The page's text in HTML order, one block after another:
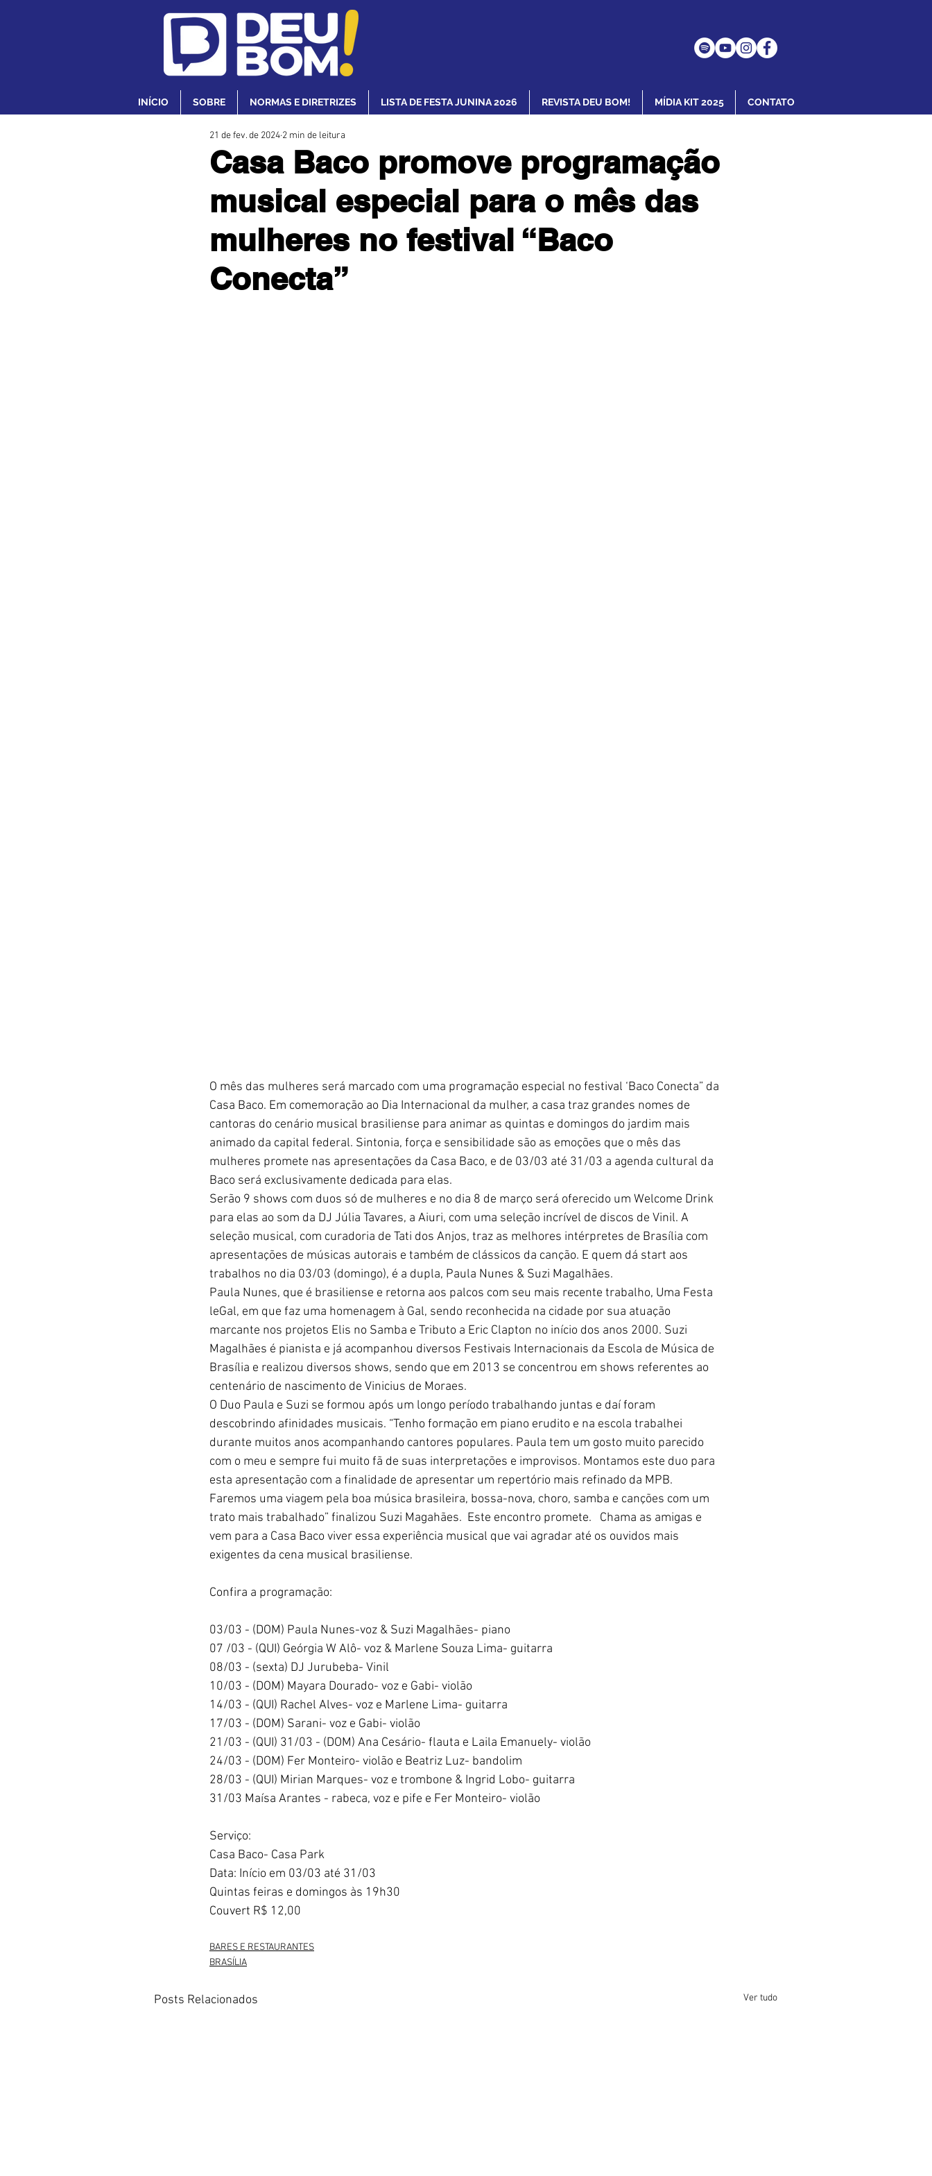
INÍCIO SOBRE NORMAS E DIRETRIZES LISTA DE FESTA JUNINA 2026 REVISTA DEU BOM! MÍDIA KIT 2025 CONTATO
Casa Baco promove programação
musical especial para o mês das
mulheres no festival “Baco
Conecta”
21 de fev. de 2024 2 min de leitura
O mês das mulheres será marcado com uma programação especial no festival ‘Baco Conecta” da
Casa Baco. Em comemoração ao Dia Internacional da mulher, a casa traz grandes nomes de
cantoras do cenário musical brasiliense para animar as quintas e domingos do jardim mais
animado da capital federal. Sintonia, força e sensibilidade são as emoções que o mês das
mulheres promete nas apresentações da Casa Baco, e de 03/03 até 31/03 a agenda cultural da
Baco será exclusivamente dedicada para elas.
Serão 9 shows com duos só de mulheres e no dia 8 de março será oferecido um Welcome Drink
para elas ao som da DJ Júlia Tavares, a Aiuri, com uma seleção incrível de discos de Vinil. A
seleção musical, com curadoria de Tati dos Anjos, traz as melhores intérpretes de Brasília com
apresentações de músicas autorais e também de clássicos da canção. E quem dá start aos
trabalhos no dia 03/03 (domingo), é a dupla, Paula Nunes & Suzi Magalhães.
Paula Nunes, que é brasiliense e retorna aos palcos com seu mais recente trabalho, Uma Festa
leGal, em que faz uma homenagem à Gal, sendo reconhecida na cidade por sua atuação
marcante nos projetos Elis no Samba e Tributo a Eric Clapton no início dos anos 2000. Suzi
Magalhães é pianista e já acompanhou diversos Festivais Internacionais da Escola de Música de
Brasília e realizou diversos shows, sendo que em 2013 se concentrou em shows referentes ao
centenário de nascimento de Vinicius de Moraes.
O Duo Paula e Suzi se formou após um longo período trabalhando juntas e daí foram
descobrindo afinidades musicais. “Tenho formação em piano erudito e na escola trabalhei
durante muitos anos acompanhando cantores populares. Paula tem um gosto muito parecido
com o meu e sempre fui muito fã de suas interpretações e improvisos. Montamos este duo para
esta apresentação com a finalidade de apresentar um repertório mais refinado da MPB.
Faremos uma viagem pela boa música brasileira, bossa-nova, choro, samba e canções com um
trato mais trabalhado” finalizou Suzi Magahães.  Este encontro promete.   Chama as amigas e
vem para a Casa Baco viver essa experiência musical que vai agradar até os ouvidos mais
exigentes da cena musical brasiliense.
Confira a programação:
03/03 - (DOM) Paula Nunes-voz & Suzi Magalhães- piano
07 /03 - (QUI) Geórgia W Alô- voz & Marlene Souza Lima- guitarra
08/03 - (sexta) DJ Jurubeba- Vinil
10/03 - (DOM) Mayara Dourado- voz e Gabi- violão
14/03 - (QUI) Rachel Alves- voz e Marlene Lima- guitarra
17/03 - (DOM) Sarani- voz e Gabi- violão
21/03 - (QUI) 31/03 - (DOM) Ana Cesário- flauta e Laila Emanuely- violão
24/03 - (DOM) Fer Monteiro- violão e Beatriz Luz- bandolim
28/03 - (QUI) Mirian Marques- voz e trombone & Ingrid Lobo- guitarra
31/03 Maísa Arantes - rabeca, voz e pife e Fer Monteiro- violão
Serviço:
Casa Baco- Casa Park
Data: Início em 03/03 até 31/03
Quintas feiras e domingos às 19h30
Couvert R$ 12,00
BARES E RESTAURANTES
BRASÍLIA
Posts Relacionados Ver tudo